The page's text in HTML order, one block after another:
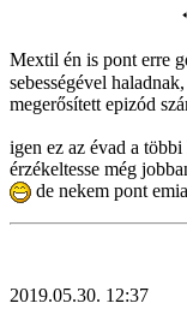
Mextil én is pont erre
sebességével
megerősített epizód
igen ez az évad a
érzékeltesse még
de nekem pont
2019.05.30. 12:37